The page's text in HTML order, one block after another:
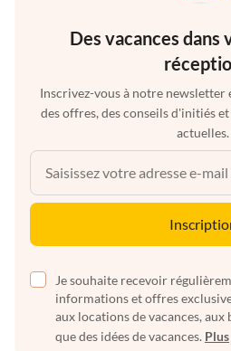
Des vacances dans
Inscrivez-vous à notre newsletter
des offres, des conseils d'initiés
actuelles.
Je souhaite recevoir
informations et offres
aux locations de vacances,
que des idées de vacances. Plus